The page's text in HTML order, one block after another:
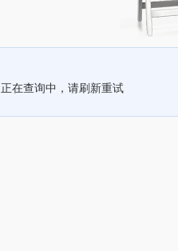
正在查询中，请刷新重试